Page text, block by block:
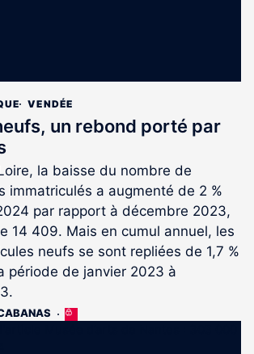
VENDÉE
un rebond porté par
la baisse du nombre de
immatriculés a augmenté de 2 %
par rapport à décembre 2023,
14 409. Mais en cumul annuel, les
neufs se sont repliées de 1,7 %
période de janvier 2023 à
Cet